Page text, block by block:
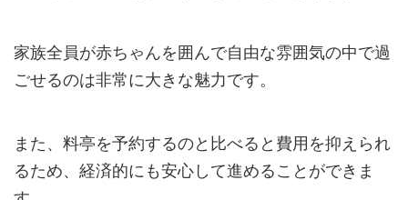
家族全員が赤ちゃんを囲んで自由な雰囲気の中で過
ごせるのは非常に大きな魅力です。
また、料亭を予約するのと比べると費用を抑えられ
るため、経済的にも安心して進めることができま